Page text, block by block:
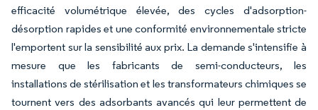
efficacité volumétrique élevée, des cycles d'adsorption-
désorption rapides et une conformité environnementale stricte
l'emportent sur la sensibilité aux prix. La demande s'intensifie à
mesure que les fabricants de semi-conducteurs, les
installations de stérilisation et les transformateurs chimiques se
tournent vers des adsorbants avancés qui leur permettent de